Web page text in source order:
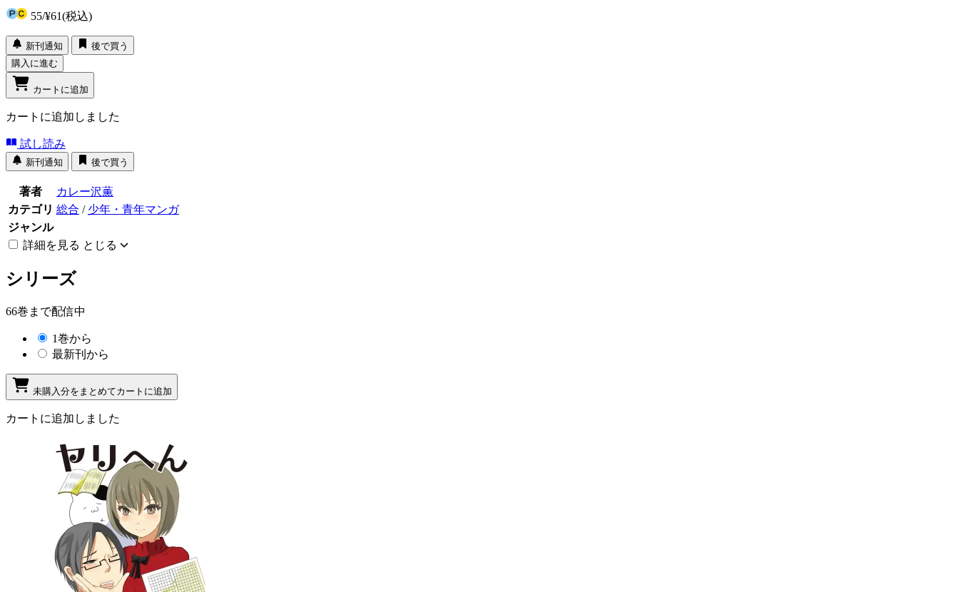
55/¥61(税込)
新刊通知
後で買う
購入に進む
カートに追加
カートに追加しました
試し読み
新刊通知 後で買う
著者
カレー沢薫
カテゴリ 総合 / 少年・青年マンガ
ジャンル
詳細を見る とじる
シリーズ
66巻まで配信中
1巻から
最新刊から
未購入分をまとめてカートに追加
カートに追加しました